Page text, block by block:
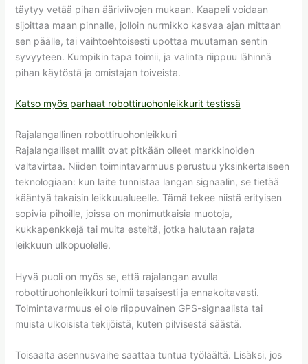
täytyy vetää pihan ääriviivojen mukaan. Kaapeli voidaan
sijoittaa maan pinnalle, jolloin nurmikko kasvaa ajan mittaan
sen päälle, tai vaihtoehtoisesti upottaa muutaman sentin
syvyyteen. Kumpikin tapa toimii, ja valinta riippuu lähinnä
pihan käytöstä ja omistajan toiveista.
Katso myös parhaat robottiruohonleikkurit testissä
Rajalangallinen robottiruohonleikkuri
Rajalangalliset mallit ovat pitkään olleet markkinoiden
valtavirtaa. Niiden toimintavarmuus perustuu yksinkertaiseen
teknologiaan: kun laite tunnistaa langan signaalin, se tietää
kääntyä takaisin leikkuualueelle. Tämä tekee niistä erityisen
sopivia pihoille, joissa on monimutkaisia muotoja,
kukkapenkkejä tai muita esteitä, jotka halutaan rajata
leikkuun ulkopuolelle.
Hyvä puoli on myös se, että rajalangan avulla
robottiruohonleikkuri toimii tasaisesti ja ennakoitavasti.
Toimintavarmuus ei ole riippuvainen GPS-signaalista tai
muista ulkoisista tekijöistä, kuten pilvisestä säästä.
Toisaalta asennusvaihe saattaa tuntua työläältä. Lisäksi, jos